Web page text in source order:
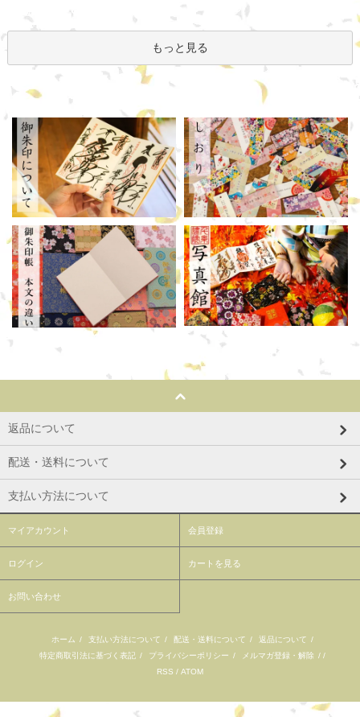
もっと見る
返品について
配送・送料について
支払い方法について
マイアカウント 会員登録
ログイン カートを見る
お問い合わせ
ホーム / 支払い方法について / 配送・送料について / 返品について /
特定商取引法に基づく表記 / プライバシーポリシー / メルマガ登録・解除 / /
RSS / ATOM